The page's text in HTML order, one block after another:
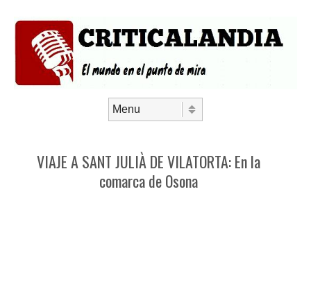
VIAJE A SANT JULIÀ DE VILATORTA: En la
comarca de Osona